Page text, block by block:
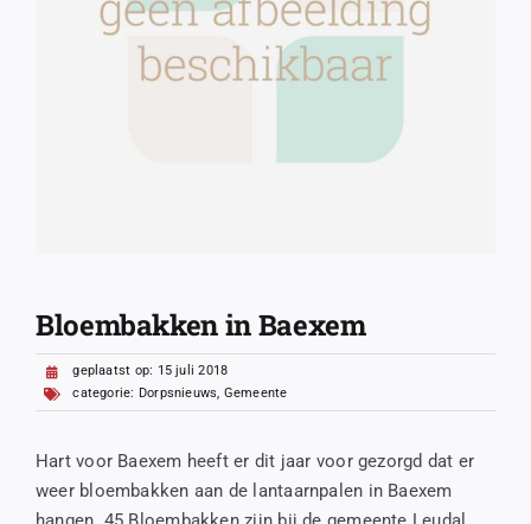
Bloembakken in Baexem
geplaatst op: 15 juli 2018
categorie: Dorpsnieuws, Gemeente
Hart voor Baexem heeft er dit jaar voor gezorgd dat er
weer bloembakken aan de lantaarnpalen in Baexem